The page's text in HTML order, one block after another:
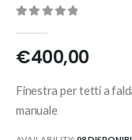
€400,00
Finestra per tetti a
manuale